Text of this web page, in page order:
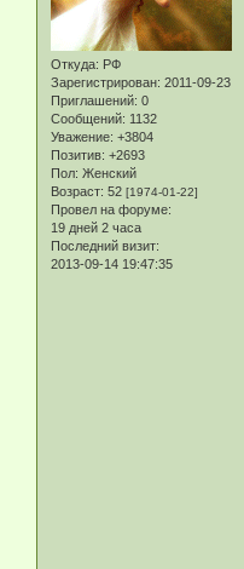
Откуда: РФ
Зарегистрирован: 2011-09-23
Приглашений: 0
Сообщений: 1132
Уважение: +3804
Позитив: +2693
Пол: Женский
Возраст: 52 [1974-01-22]
Провел на форуме:
19 дней 2 часа
Последний визит:
2013-09-14 19:47:35